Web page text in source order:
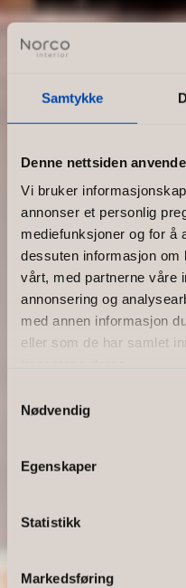
Samtykke
Denne nettsiden
Vi bruker
annonser et personlig
mediefunksjoner og for å
dessuten informasjon om
vårt, med partnerne våre
annonsering og
med annen informasjon
eller som de har samlet
Nødvendig
Egenskaper
Statistikk
Markedsføring